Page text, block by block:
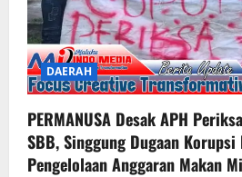
DAERAH
PERMANUSA Desak APH
SBB, Singgung Dugaan
Pengelolaan Anggaran Makan